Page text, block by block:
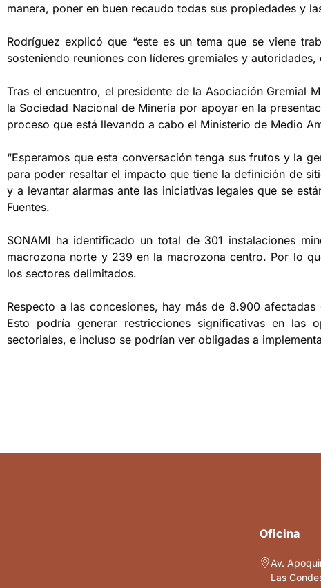
manera, poner en buen recaudo todas sus propiedades y
Rodríguez explicó que “este es un tema que se viene
sosteniendo reuniones con líderes gremiales y
Tras el encuentro, el presidente de la Asociación Gremial
la Sociedad Nacional de Minería por apoyar en la
proceso que está llevando a cabo el Ministerio de Medio
“Esperamos que esta conversación tenga sus frutos y la
para poder resaltar el impacto que tiene la definición de
y a levantar alarmas ante las iniciativas legales que se
Fuentes.
SONAMI ha identificado un total de 301 instalaciones
macrozona norte y 239 en la macrozona centro. Por lo
los sectores delimitados.
Respecto a las concesiones, hay más de 8.900
Esto podría generar restricciones significativas en las
sectoriales, e incluso se podrían ver obligadas a
Oficina
Av.
Las